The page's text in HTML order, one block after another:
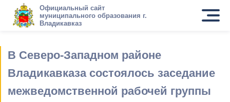
Официальный сайт
муниципального образования г.
Владикавказ
В Северо-Западном районе
Владикавказа состоялось заседание
межведомственной рабочей группы